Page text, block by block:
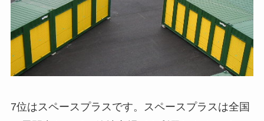
7位はスペースプラスです。スペースプラスは全国